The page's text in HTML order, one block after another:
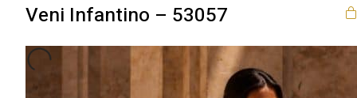
Veni Infantino – 53057